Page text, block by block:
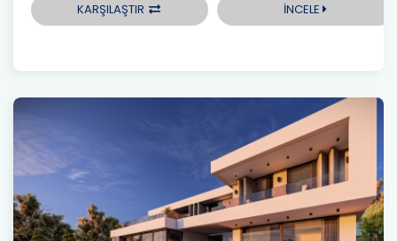
KARŞILAŞTIR İNCELE